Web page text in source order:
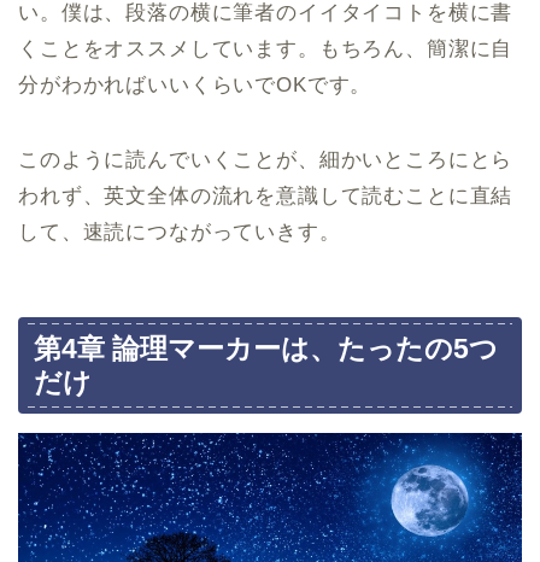
い。僕は、段落の横に筆者のイイタイコトを横に書
くことをオススメしています。もちろん、簡潔に自
分がわかればいいくらいでOKです。
このように読んでいくことが、細かいところにとら
われず、英文全体の流れを意識して読むことに直結
して、速読につながっていきす。
第4章 論理マーカーは、たったの5つ
だけ